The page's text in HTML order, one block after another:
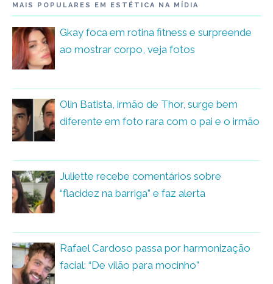
MAIS POPULARES EM ESTÉTICA NA MÍDIA
Gkay foca em rotina fitness e surpreende
ao mostrar corpo, veja fotos
Olin Batista, irmão de Thor, surge bem
diferente em foto rara com o pai e o irmão
Juliette recebe comentários sobre
“flacidez na barriga” e faz alerta
Rafael Cardoso passa por harmonização
facial: “De vilão para mocinho”